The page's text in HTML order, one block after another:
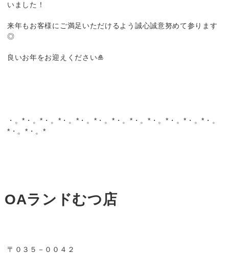
いました！
来年もお客様にご満足いただけるよう誠心誠意努めて参ります
◎
良いお年をお迎えください🎍
・。*・。*・。*・。*・。*・。*・。*・。*・。*・。*・。*・。
*・。*・。*
OAランドむつ店
〒０３５－００４２